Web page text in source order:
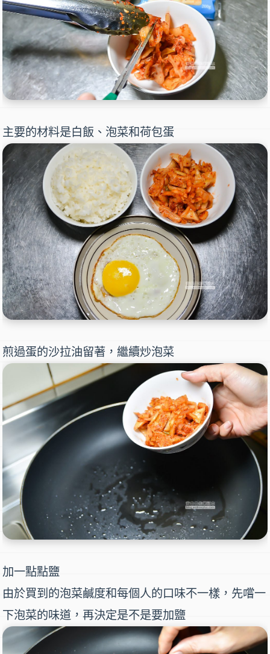
主要的材料是白飯、泡菜和荷包蛋
煎過蛋的沙拉油留著，繼續炒泡菜
加一點點鹽
由於買到的泡菜鹹度和每個人的口味不一樣，先嚐一
下泡菜的味道，再決定是不是要加鹽